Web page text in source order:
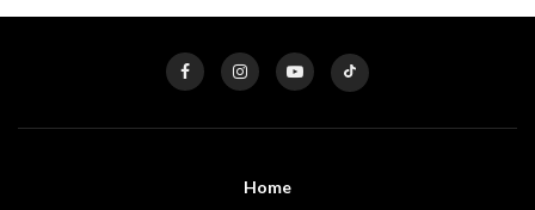
Home